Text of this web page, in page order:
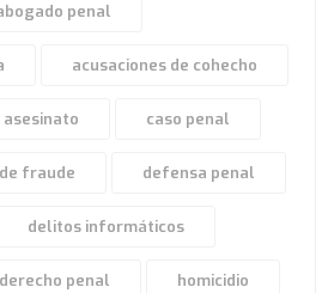
penal
acusaciones de cohecho
asesinato caso penal
fraude defensa penal
delitos informáticos
derecho penal homicidio